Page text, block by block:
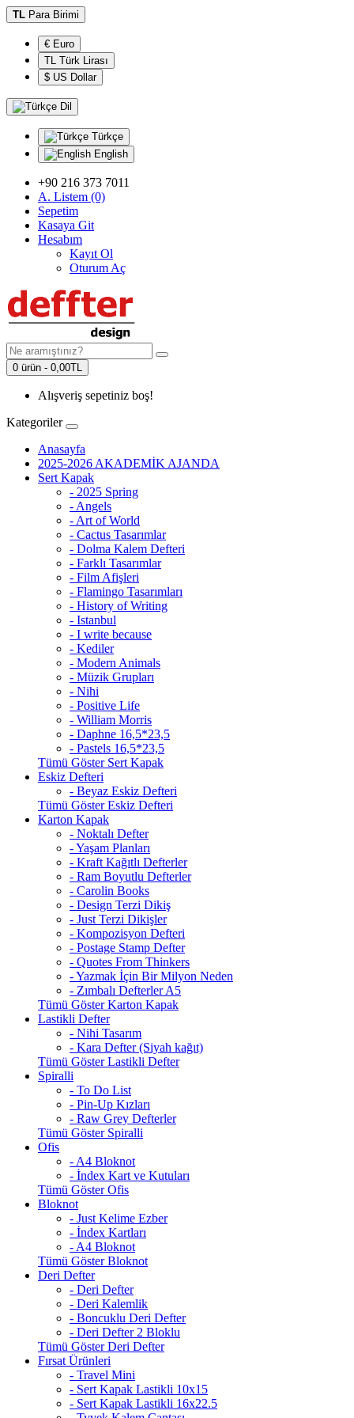
TL Para Birimi
€ Euro
TL Türk Lirası
$ US Dollar
Dil
Türkçe
English
+90 216 373 7011
A. Listem (0)
Sepetim
Kasaya Git
Hesabım
Kayıt Ol
Oturum Aç
0 ürün - 0,00TL
Alışveriş sepetiniz boş!
Kategoriler
Anasayfa
2025-2026 AKADEMİK AJANDA
Sert Kapak
- 2025 Spring
- Angels
- Art of World
- Cactus Tasarımlar
- Dolma Kalem Defteri
- Farklı Tasarımlar
- Film Afişleri
- Flamingo Tasarımları
- History of Writing
- Istanbul
- I write because
- Kediler
- Modern Animals
- Müzik Grupları
- Nihi
- Positive Life
- William Morris
- Daphne 16,5*23,5
- Pastels 16,5*23,5
Tümü Göster Sert Kapak
Eskiz Defteri
- Beyaz Eskiz Defteri
Tümü Göster Eskiz Defteri
Karton Kapak
- Noktalı Defter
- Yaşam Planları
- Kraft Kağıtlı Defterler
- Ram Boyutlu Defterler
- Carolin Books
- Design Terzi Dikiş
- Just Terzi Dikişler
- Kompozisyon Defteri
- Postage Stamp Defter
- Quotes From Thinkers
- Yazmak İçin Bir Milyon Neden
- Zımbalı Defterler A5
Tümü Göster Karton Kapak
Lastikli Defter
- Nihi Tasarım
- Kara Defter (Siyah kağıt)
Tümü Göster Lastikli Defter
Spiralli
- To Do List
- Pin-Up Kızları
- Raw Grey Defterler
Tümü Göster Spiralli
Ofis
- A4 Bloknot
- İndex Kart ve Kutuları
Tümü Göster Ofis
Bloknot
- Just Kelime Ezber
- İndex Kartları
- A4 Bloknot
Tümü Göster Bloknot
Deri Defter
- Deri Defter
- Deri Kalemlik
- Boncuklu Deri Defter
- Deri Defter 2 Bloklu
Tümü Göster Deri Defter
Fırsat Ürünleri
- Travel Mini
- Sert Kapak Lastikli 10x15
- Sert Kapak Lastikli 16x22.5